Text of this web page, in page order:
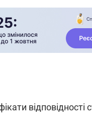
відповідності